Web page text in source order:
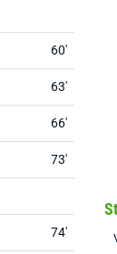
60'
63'
66'
73'
74'